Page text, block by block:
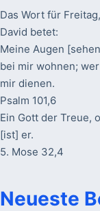
Das Wort für
David betet:
Meine Augen
bei mir wohnen;
mir dienen.
Psalm 101,6
Ein Gott der Treue,
[ist] er.
5. Mose 32,4
Neueste